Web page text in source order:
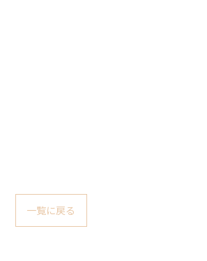
一覧に戻る